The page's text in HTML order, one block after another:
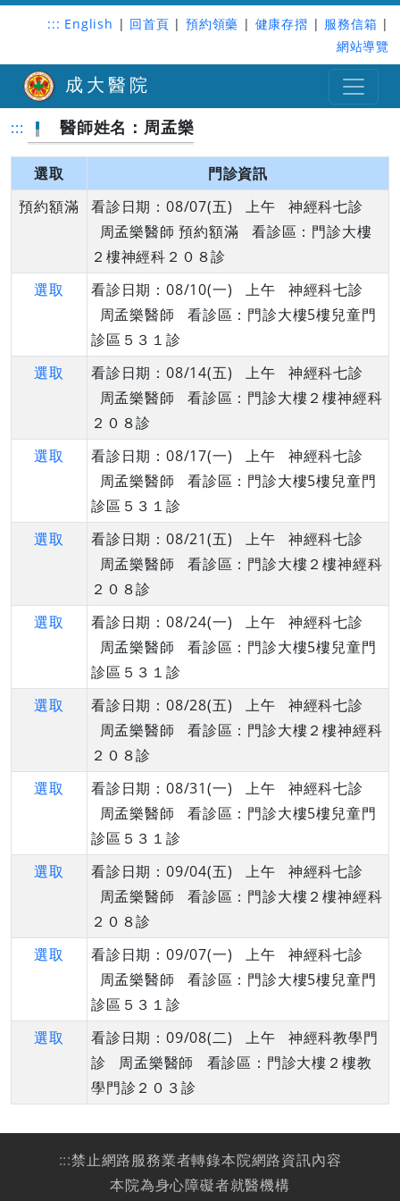
::: English | 回首頁 | 預約領藥 | 健康存摺 | 服務信箱 |
網站導覽
成大醫院
::: 醫師姓名：周孟樂
選取
門診資訊
預約額滿
看診日期：08/07(五) 上午 神經科七診
周孟樂醫師 預約額滿 看診區：門診大樓
２樓神經科２０８診
選取
看診日期：08/10(一) 上午 神經科七診
周孟樂醫師 看診區：門診大樓5樓兒童門
診區５３１診
選取
看診日期：08/14(五) 上午 神經科七診
周孟樂醫師 看診區：門診大樓２樓神經科
２０８診
選取
看診日期：08/17(一) 上午 神經科七診
周孟樂醫師 看診區：門診大樓5樓兒童門
診區５３１診
選取
看診日期：08/21(五) 上午 神經科七診
周孟樂醫師 看診區：門診大樓２樓神經科
２０８診
選取
看診日期：08/24(一) 上午 神經科七診
周孟樂醫師 看診區：門診大樓5樓兒童門
診區５３１診
選取
看診日期：08/28(五) 上午 神經科七診
周孟樂醫師 看診區：門診大樓２樓神經科
２０８診
選取
看診日期：08/31(一) 上午 神經科七診
周孟樂醫師 看診區：門診大樓5樓兒童門
診區５３１診
選取
看診日期：09/04(五) 上午 神經科七診
周孟樂醫師 看診區：門診大樓２樓神經科
２０８診
選取
看診日期：09/07(一) 上午 神經科七診
周孟樂醫師 看診區：門診大樓5樓兒童門
診區５３１診
選取
看診日期：09/08(二) 上午 神經科教學門
診 周孟樂醫師 看診區：門診大樓２樓教
學門診２０３診
:::禁止網路服務業者轉錄本院網路資訊內容
本院為身心障礙者就醫機構